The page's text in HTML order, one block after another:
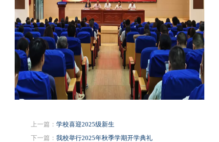
上一篇：学校喜迎2025级新生
下一篇：我校举行2025年秋季学期开学典礼